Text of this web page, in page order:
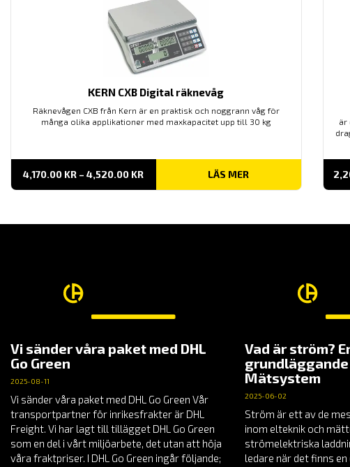
KERN CXB Digital räknevåg
Räknevågen CXB från Kern är en praktisk och noggrann våg för
många olika applikationer med maxkapacitet upp till 30 kg
4,170.00 KR – 4,520.00 KRPRISINTERVALL:
TILL
LÄS MER
är
Vi sänder våra paket med DHL
Go Green
2025-08-11
Vi sänder våra paket med DHL Go Green Vår
transportpartner för inrikesfrakter är DHL
Freight. Vi har lagt till tillägget DHL Go Green
som en del i vårt miljöarbete, det utan att höja
våra fraktpriser. I DHL Go Green ingår följande;
Vad är ström?
grundläggande
Mätsystem
2025-06-02
Ström är ett av de
inom elteknik och
strömelektriska
ledare när det finns